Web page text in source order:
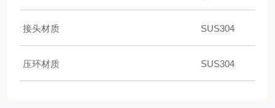
接头材质 SUS304
压环材质 SUS304